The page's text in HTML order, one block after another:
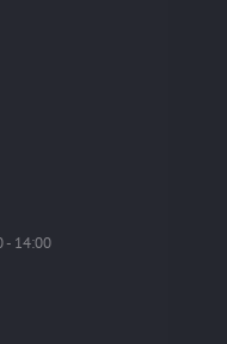
- 14:00